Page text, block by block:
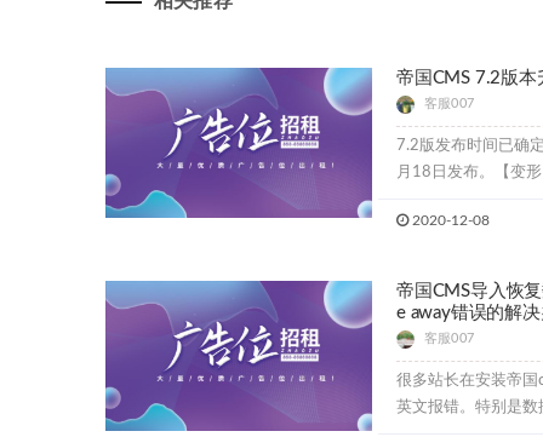
帝国CMS 7.2版
客服007
7.2版发布时间已确
月18日发布。【变
2020-12-08
帝国CMS导入恢
e away错误的解
客服007
很多站长在安装帝
英文报错。特别是数